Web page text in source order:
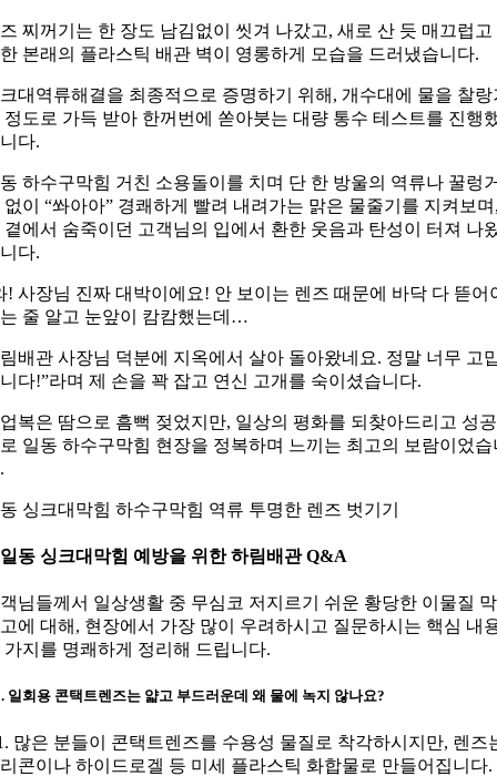
찌꺼기는 한 장도 남김없이 씻겨 나갔고, 새로 산 듯 매끄럽고
본래의 플라스틱 배관 벽이 영롱하게 모습을 드러냈습니다.
대역류해결을 최종적으로 증명하기 위해, 개수대에 물을 찰랑
정도로 가득 받아 한꺼번에 쏟아붓는 대량 통수 테스트를 진행
다.
하수구막힘 거친 소용돌이를 치며 단 한 방울의 역류나 꿀렁
없이 “쏴아아” 경쾌하게 빨려 내려가는 맑은 물줄기를 지켜보며
곁에서 숨죽이던 고객님의 입에서 환한 웃음과 탄성이 터져 나
다.
! 사장님 진짜 대박이에요! 안 보이는 렌즈 때문에 바닥 다 뜯어
줄 알고 눈앞이 캄캄했는데…
배관 사장님 덕분에 지옥에서 살아 돌아왔네요. 정말 너무 고
다!”라며 제 손을 꽉 잡고 연신 고개를 숙이셨습니다.
복은 땀으로 흠뻑 젖었지만, 일상의 평화를 되찾아드리고 성
일동 하수구막힘 현장을 정복하며 느끼는 최고의 보람이었습
싱크대막힘 하수구막힘 역류 투명한 렌즈 벗기기
동 싱크대막힘 예방을 위한 하림배관 Q&A
님들께서 일상생활 중 무심코 저지르기 쉬운 황당한 이물질
에 대해, 현장에서 가장 많이 우려하시고 질문하시는 핵심 내
가지를 명쾌하게 정리해 드립니다.
일회용 콘택트렌즈는 얇고 부드러운데 왜 물에 녹지 않나요?
많은 분들이 콘택트렌즈를 수용성 물질로 착각하시지만, 렌즈
콘이나 하이드로겔 등 미세 플라스틱 화합물로 만들어집니다.